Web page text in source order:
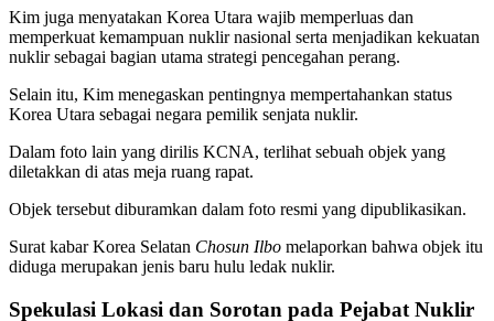
Kim juga menyatakan Korea Utara wajib memperluas dan
memperkuat kemampuan nuklir nasional serta menjadikan kekuatan
nuklir sebagai bagian utama strategi pencegahan perang.
Selain itu, Kim menegaskan pentingnya mempertahankan status
Korea Utara sebagai negara pemilik senjata nuklir.
Dalam foto lain yang dirilis KCNA, terlihat sebuah objek yang
diletakkan di atas meja ruang rapat.
Objek tersebut diburamkan dalam foto resmi yang dipublikasikan.
Surat kabar Korea Selatan Chosun Ilbo melaporkan bahwa objek itu
diduga merupakan jenis baru hulu ledak nuklir.
Spekulasi Lokasi dan Sorotan pada Pejabat Nuklir